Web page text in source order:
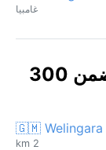
غامبيا
مدن قريبة من Faji Kunda (ضمن 300
🇬🇲 Welingara
2 km